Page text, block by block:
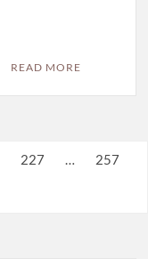
READ MORE
227 257